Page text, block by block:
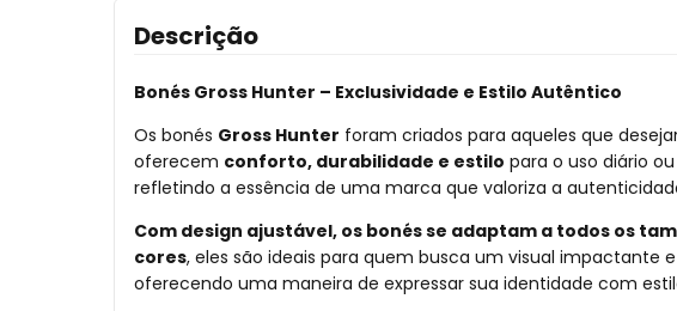
Descrição
Bonés Gross Hunter – Exclusividade e Estilo Autêntico
Os bonés Gross Hunter foram criados para aqueles que
oferecem conforto, durabilidade e estilo para o uso diário
refletindo a essência de uma marca que valoriza a
Com design ajustável, os bonés se adaptam a todos os
cores, eles são ideais para quem busca um visual impactante
oferecendo uma maneira de expressar sua identidade com